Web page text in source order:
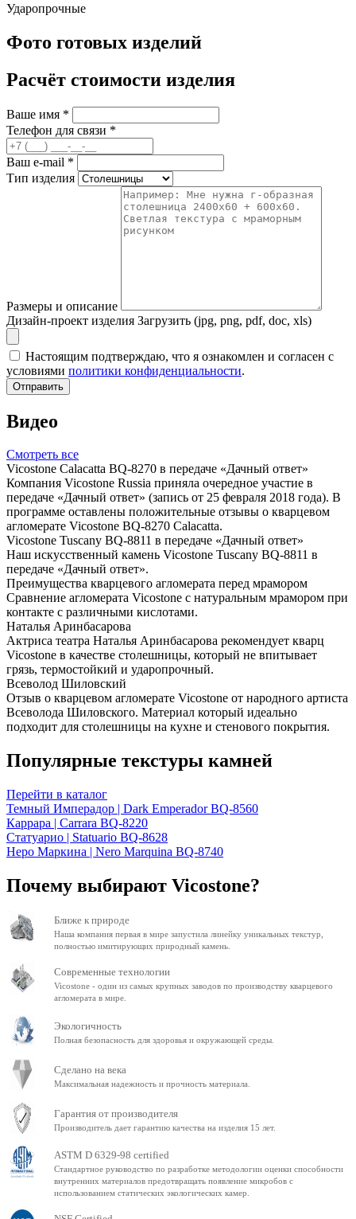
Ударопрочные
Фото готовых изделий
Расчёт стоимости изделия
Ваше имя *
Телефон для связи *
Ваш e-mail *
Тип изделия
Размеры и описание
Дизайн-проект изделия Загрузить (jpg, png, pdf, doc, xls)
Настоящим подтверждаю, что я ознакомлен и согласен с
условиями политики конфиденциальности.
Отправить
Видео
Смотреть все
Vicostone Calacatta BQ-8270 в передаче «Дачный ответ»
Компания Vicostone Russia приняла очередное участие в
передаче «Дачный ответ» (запись от 25 февраля 2018 года). В
программе оставлены положительные отзывы о кварцевом
агломерате Vicostone BQ-8270 Calacatta.
Vicostone Tuscany BQ-8811 в передаче «Дачный ответ»
Наш искусственный камень Vicostone Tuscany BQ-8811 в
передаче «Дачный ответ».
Преимущества кварцевого агломерата перед мрамором
Сравнение агломерата Vicostone с натуральным мрамором при
контакте с различными кислотами.
Наталья Аринбасарова
Актриса театра Наталья Аринбасарова рекомендует кварц
Vicostone в качестве столешницы, который не впитывает
грязь, термостойкий и ударопрочный.
Всеволод Шиловский
Отзыв о кварцевом агломерате Vicostone от народного артиста
Всеволода Шиловского. Материал который идеально
подходит для столешницы на кухне и стенового покрытия.
Популярные текстуры камней
Перейти в каталог
Темный Имперадор | Dark Emperador BQ-8560
Каррара | Carrara BQ-8220
Статуарио | Statuario BQ-8628
Неро Маркина | Nero Marquina BQ-8740
Почему выбирают Vicostone?
Ближе к природе
Наша компания первая в мире запустила линейку уникальных текстур,
полностью имитирующих природный камень.
Современные технологии
Vicostone - один из самых крупных заводов по производству кварцевого
агломерата в мире.
Экологичность
Полная безопасность для здоровья и окружающей среды.
Сделано на века
Максимальная надежность и прочность материала.
Гарантия от производителя
Производитель дает гарантию качества на изделия 15 лет.
ASTM D 6329-98 certified
Стандартное руководство по разработке методологии оценки способности
внутренних материалов предотвращать появление микробов с
использованием статических экологических камер.